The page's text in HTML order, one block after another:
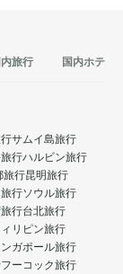
内旅行 国内ホテル
サムイ島旅行
行ハルビン旅行
旅行昆明旅行
行ソウル旅行
行台北旅行
リピン旅行
ガポール旅行
フーコック旅行